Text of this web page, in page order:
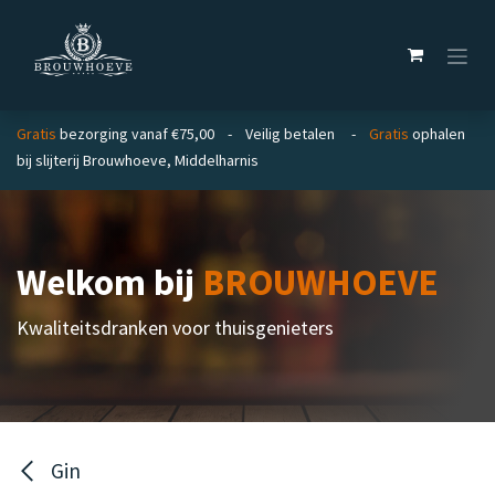
Gratis bezorging vanaf €75,00 - Veilig betalen - Gratis ophalen
bij slijterij Brouwhoeve, Middelharnis
Welkom bijBROUWHOEVE
Kwaliteitsdranken voor thuisgenieters
Gin